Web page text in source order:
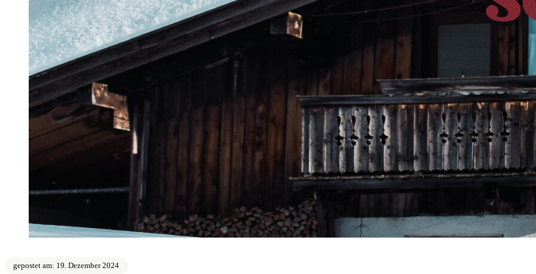
gepostet am: 19. Dezember 2024